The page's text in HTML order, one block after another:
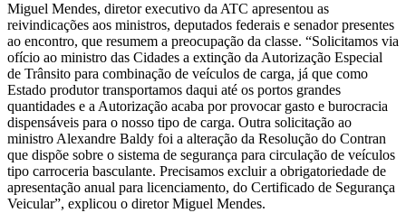
Miguel Mendes, diretor executivo da ATC apresentou as
reivindicações aos ministros, deputados federais e senador presentes
ao encontro, que resumem a preocupação da classe. “Solicitamos via
ofício ao ministro das Cidades a extinção da Autorização Especial
de Trânsito para combinação de veículos de carga, já que como
Estado produtor transportamos daqui até os portos grandes
quantidades e a Autorização acaba por provocar gasto e burocracia
dispensáveis para o nosso tipo de carga. Outra solicitação ao
ministro Alexandre Baldy foi a alteração da Resolução do Contran
que dispõe sobre o sistema de segurança para circulação de veículos
tipo carroceria basculante. Precisamos excluir a obrigatoriedade de
apresentação anual para licenciamento, do Certificado de Segurança
Veicular”, explicou o diretor Miguel Mendes.